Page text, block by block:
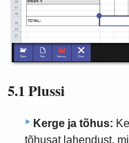
5.1 Plussi
Kerge ja tõhus:
tõhusat lahendust,